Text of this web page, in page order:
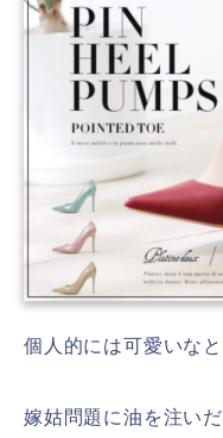
個人的には可愛いな
嫁姑問題に油を注い